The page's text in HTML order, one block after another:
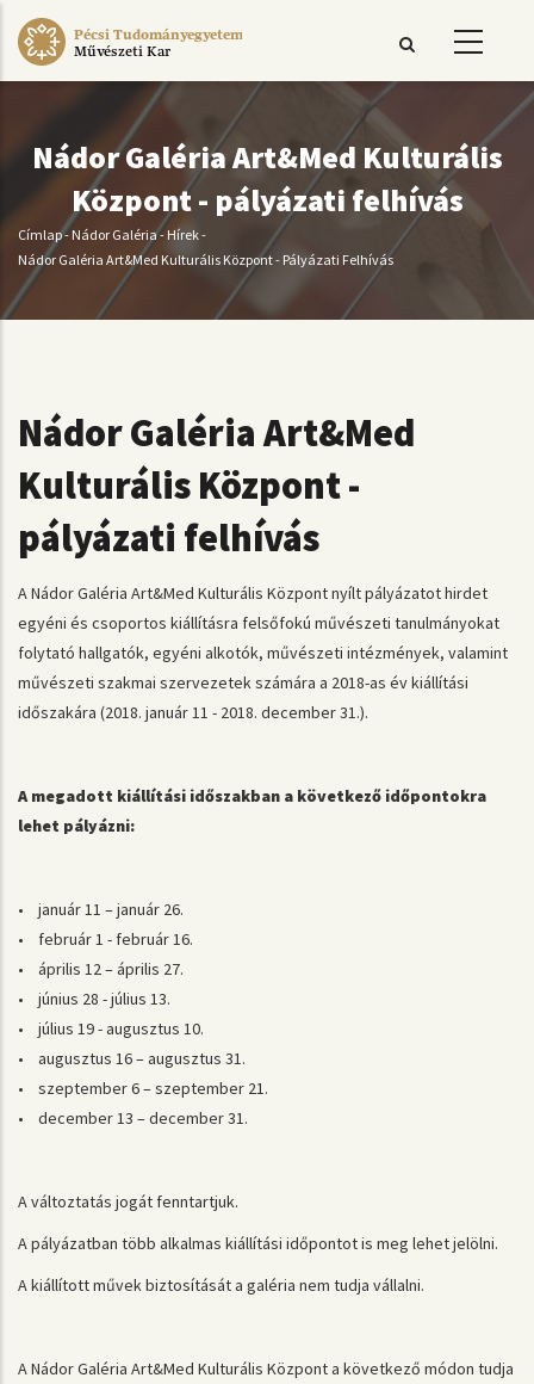
Ugrás
Pécsi Tudományegyetem
Művészeti Kar
Nádor Galéria Art&Med Kulturális
Központ - pályázati felhívás
Morzsa
Címlap-Nádor Galéria-Hírek-
Nádor Galéria Art&Med Kulturális Központ - Pályázati Felhívás
Nádor Galéria Art&Med
Kulturális Központ -
pályázati felhívás
A Nádor Galéria Art&Med Kulturális Központ nyílt pályázatot hirdet
egyéni és csoportos kiállításra felsőfokú művészeti tanulmányokat
folytató hallgatók, egyéni alkotók, művészeti intézmények, valamint
művészeti szakmai szervezetek számára a 2018-as év kiállítási
időszakára (2018. január 11 - 2018. december 31.).
A megadott kiállítási időszakban a következő időpontokra
lehet pályázni:
• január 11 – január 26.
• február 1 - február 16.
• április 12 – április 27.
• június 28 - július 13.
• július 19 - augusztus 10.
• augusztus 16 – augusztus 31.
• szeptember 6 – szeptember 21.
• december 13 – december 31.
A változtatás jogát fenntartjuk.
A pályázatban több alkalmas kiállítási időpontot is meg lehet jelölni.
A kiállított művek biztosítását a galéria nem tudja vállalni.
A Nádor Galéria Art&Med Kulturális Központ a következő módon tudja